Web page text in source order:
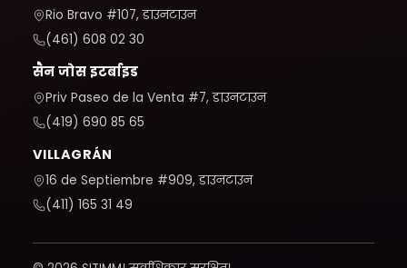
Rio Bravo #107, डाउनटाउन
(461) 608 02 30
सैन जोस इटर्बाइड
Priv Paseo de la Venta #7, डाउनटाउन
(419) 690 85 65
VILLAGRÁN
16 de Septiembre #909, डाउनटाउन
(411) 165 31 49